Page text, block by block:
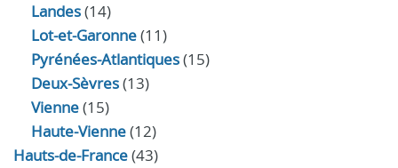
Landes(14)
Lot-et-Garonne(11)
Pyrénées-Atlantiques(15)
Deux-Sèvres(13)
Vienne(15)
Haute-Vienne(12)
Hauts-de-France(43)